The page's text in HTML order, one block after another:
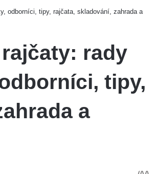
odborníci, tipy, rajčata, skladování, zahrada a
rady
tipy,
a